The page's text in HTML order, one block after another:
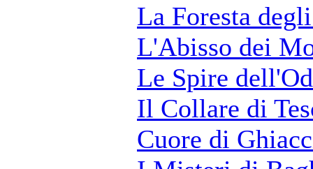
La Foresta
L'Abisso dei
Le Spire
Il Collare di
Cuore di